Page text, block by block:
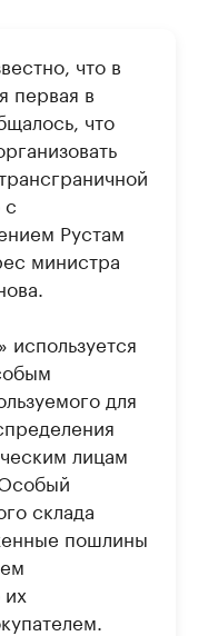
что в
первая в
что
Рустам
министра
для
лицам
склада
пошлины